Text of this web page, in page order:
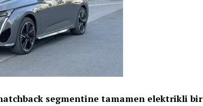
segmentine tamamen elektrikli bir